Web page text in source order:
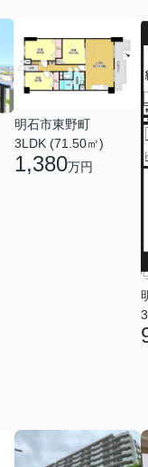
明石市東野町
3LDK (71.50㎡)
1,380万円